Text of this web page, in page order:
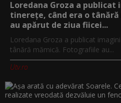
Loredana Groza a publicat
tinerețe, când era o
au apărut de ziua fiicei...
Loredana Groza a publicat
tânără mămică. Fotografiile au...
Utv.ro